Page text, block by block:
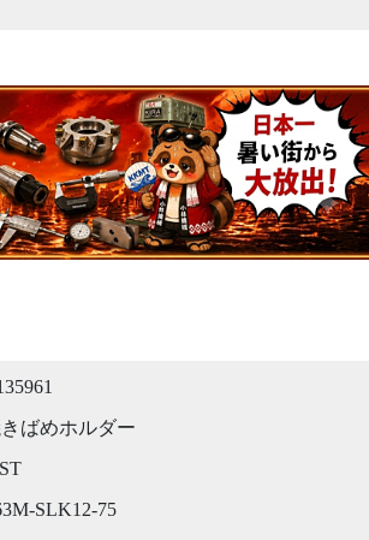
ばめホルダー
SLK12-75